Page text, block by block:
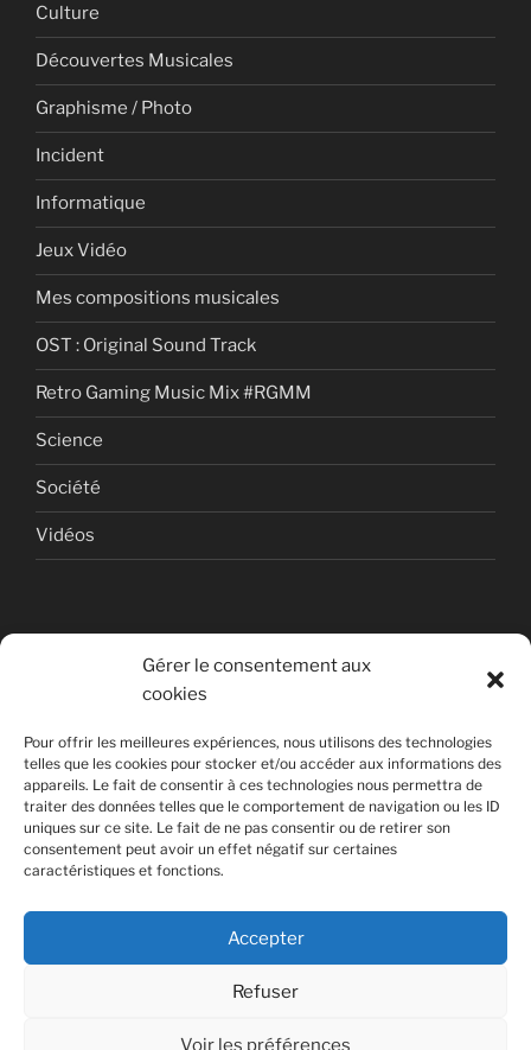
Gérer le consentement aux
cookies
Pour offrir les meilleures expériences, nous utilisons des technologies
telles que les cookies pour stocker et/ou accéder aux informations des
appareils. Le fait de consentir à ces technologies nous permettra de
traiter des données telles que le comportement de navigation ou les ID
uniques sur ce site. Le fait de ne pas consentir ou de retirer son
consentement peut avoir un effet négatif sur certaines
caractéristiques et fonctions.
Accepter
Refuser
Voir les préférences
Culture
Découvertes Musicales
Graphisme / Photo
Incident
Informatique
Jeux Vidéo
Mes compositions musicales
OST : Original Sound Track
Retro Gaming Music Mix #RGMM
Science
Société
Vidéos
© Copyright Quentin PETITEVILLE
France - 2008 - 2025
All Rights Reserved
Non affilié à la SACEM